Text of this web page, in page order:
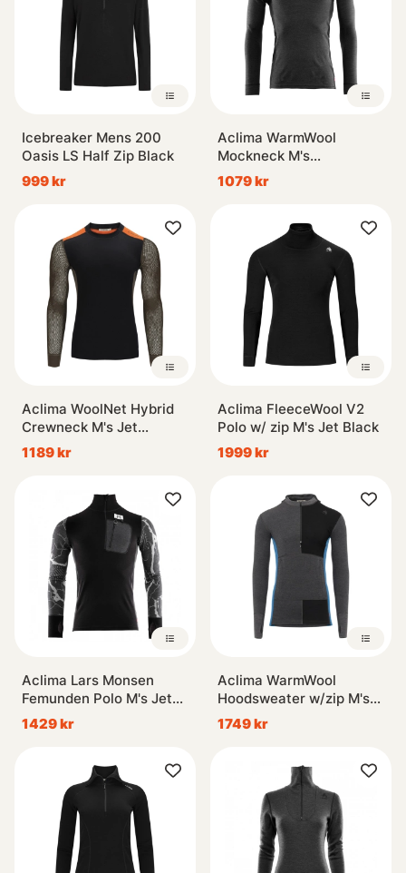
Icebreaker Mens 200
Oasis LS Half Zip Black
999 kr
Aclima WarmWool
Mockneck M's
Marengo/Jet Black
1079 kr
Aclima WoolNet Hybrid
Crewneck M's Jet
Black/Tarmac/Gold
Flame
1189 kr
Aclima FleeceWool V2
Polo w/ zip M's Jet Black
1999 kr
Aclima Lars Monsen
Femunden Polo M's Jet
Black/Marengo/Femunden
Dark
1429 kr
Aclima WarmWool
Hoodsweater w/zip M's
Marengo/Jet
Black/Corsair
1749 kr